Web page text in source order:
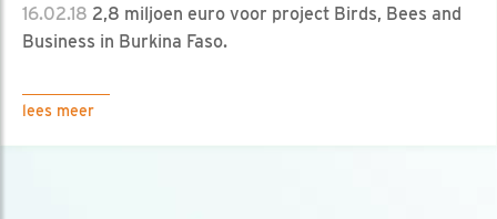
16.02.18 2,8 miljoen euro voor project Birds, Bees and
Business in Burkina Faso.
lees meer